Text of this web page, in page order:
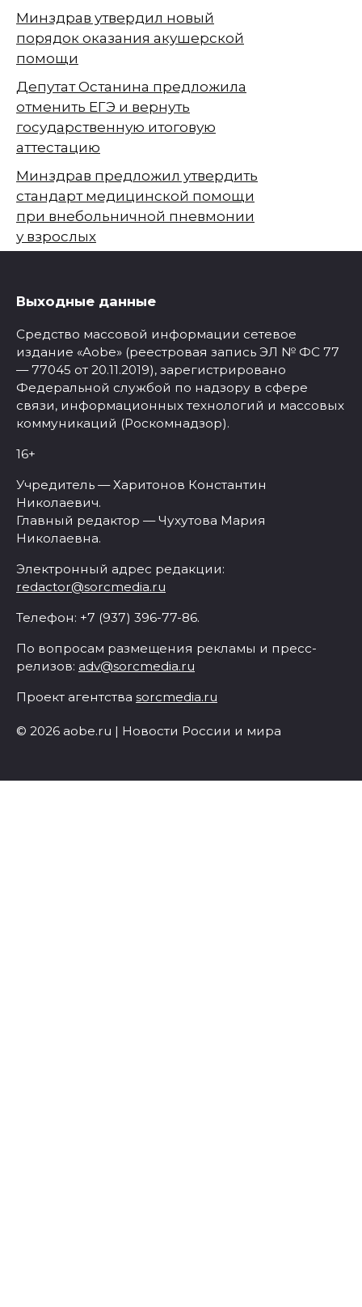
Минздрав утвердил новый
порядок оказания акушерской
помощи
Депутат Останина предложила
отменить ЕГЭ и вернуть
государственную итоговую
аттестацию
Минздрав предложил утвердить
стандарт медицинской помощи
при внебольничной пневмонии
у взрослых
Выходные данные
Средство массовой информации сетевое
издание «Aobe» (реестровая запись ЭЛ № ФС 77
— 77045 от 20.11.2019), зарегистрировано
Федеральной службой по надзору в сфере
связи, информационных технологий и массовых
коммуникаций (Роскомнадзор).
16+
Учредитель — Харитонов Константин
Николаевич.
Главный редактор — Чухутова Мария
Николаевна.
Электронный адрес редакции:
redactor@sorcmedia.ru
Телефон: +7 (937) 396-77-86.
По вопросам размещения рекламы и пресс-
релизов: adv@sorcmedia.ru
Проект агентства sorcmedia.ru
© 2026 aobe.ru | Новости России и мира